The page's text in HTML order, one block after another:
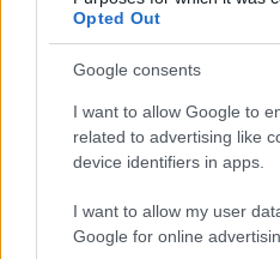
Opted Out
Google consents
I want to allow Google to
related to advertising like
device identifiers in apps.
I want to allow my user
Google for online